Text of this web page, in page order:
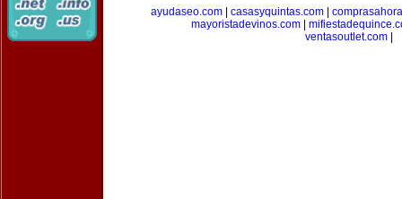
ayudaseo.com
casasyquintas.com
mayoristadevinos.com
ventasoutlet.com